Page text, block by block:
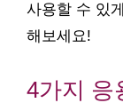
사용할 수 있
해보세요!
4가지 응